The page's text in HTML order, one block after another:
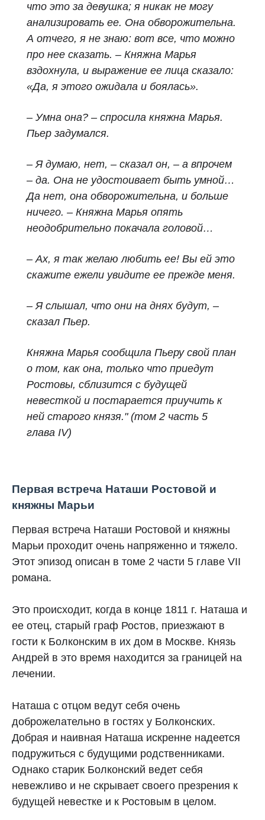
что это за девушка; я никак не могу
анализировать ее. Она обворожительна.
А отчего, я не знаю: вот все, что можно
про нее сказать. – Княжна Марья
вздохнула, и выражение ее лица сказало:
«Да, я этого ожидала и боялась».
– Умна она? – спросила княжна Марья.
Пьер задумался.
– Я думаю, нет, – сказал он, – а впрочем
– да. Она не удостоивает быть умной…
Да нет, она обворожительна, и больше
ничего. – Княжна Марья опять
неодобрительно покачала головой…
– Ах, я так желаю любить ее! Вы ей это
скажите ежели увидите ее прежде меня.
– Я слышал, что они на днях будут, –
сказал Пьер.
Княжна Марья сообщила Пьеру свой план
о том, как она, только что приедут
Ростовы, сблизится с будущей
невесткой и постарается приучить к
ней старого князя." (том 2 часть 5
глава IV)
Первая встреча Наташи Ростовой и
княжны Марьи
Первая встреча Наташи Ростовой и княжны
Марьи проходит очень напряженно и тяжело.
Этот эпизод описан в томе 2 части 5 главе VII
романа.
Это происходит, когда в конце 1811 г. Наташа и
ее отец, старый граф Ростов, приезжают в
гости к Болконским в их дом в Москве. Князь
Андрей в это время находится за границей на
лечении.
Наташа с отцом ведут себя очень
доброжелательно в гостях у Болконских.
Добрая и наивная Наташа искренне надеется
подружиться с будущими родственниками.
Однако старик Болконский ведет себя
невежливо и не скрывает своего презрения к
будущей невестке и к Ростовым в целом.